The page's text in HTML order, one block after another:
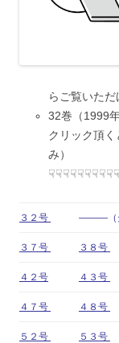
らご覧いただ
32巻（1999
クリック頂
み）
３２号 ―――（
３７号 ３８号
４２号 ４３号
４７号 ４８号
５２号 ５３号